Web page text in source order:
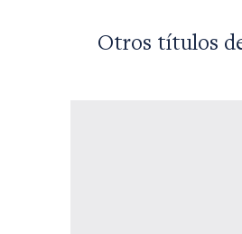
Otros títulos